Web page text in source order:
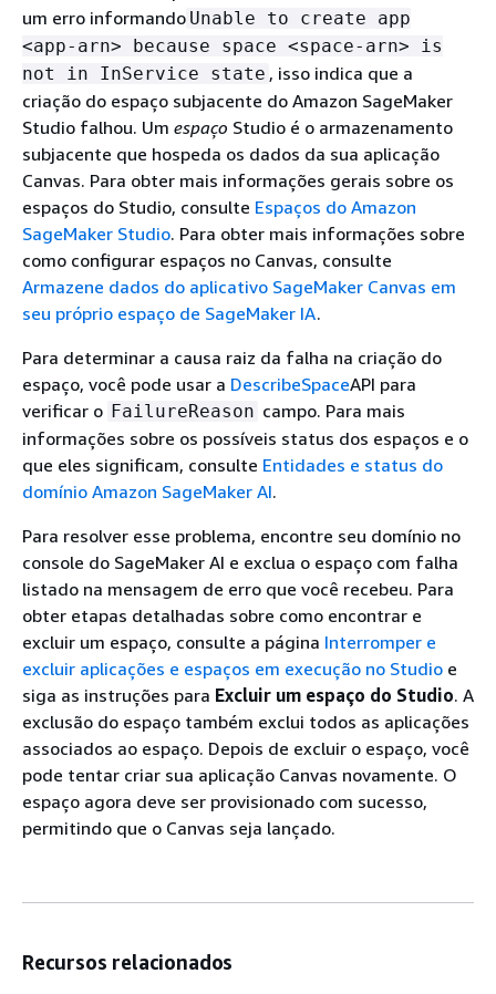
um erro informando Unable to create app
<app-arn> because space <space-arn> is
not in InService state , isso indica que a
criação do espaço subjacente do Amazon SageMaker
Studio falhou. Um espaço Studio é o armazenamento
subjacente que hospeda os dados da sua aplicação
Canvas. Para obter mais informações gerais sobre os
espaços do Studio, consulte Espaços do Amazon
SageMaker Studio. Para obter mais informações sobre
como configurar espaços no Canvas, consulte
Armazene dados do aplicativo SageMaker Canvas em
seu próprio espaço de SageMaker IA.
Para determinar a causa raiz da falha na criação do
espaço, você pode usar a DescribeSpaceAPI para
verificar o FailureReason campo. Para mais
informações sobre os possíveis status dos espaços e o
que eles significam, consulte Entidades e status do
domínio Amazon SageMaker AI.
Para resolver esse problema, encontre seu domínio no
console do SageMaker AI e exclua o espaço com falha
listado na mensagem de erro que você recebeu. Para
obter etapas detalhadas sobre como encontrar e
excluir um espaço, consulte a página Interromper e
excluir aplicações e espaços em execução no Studio e
siga as instruções para Excluir um espaço do Studio. A
exclusão do espaço também exclui todos as aplicações
associados ao espaço. Depois de excluir o espaço, você
pode tentar criar sua aplicação Canvas novamente. O
espaço agora deve ser provisionado com sucesso,
permitindo que o Canvas seja lançado.
Recursos relacionados